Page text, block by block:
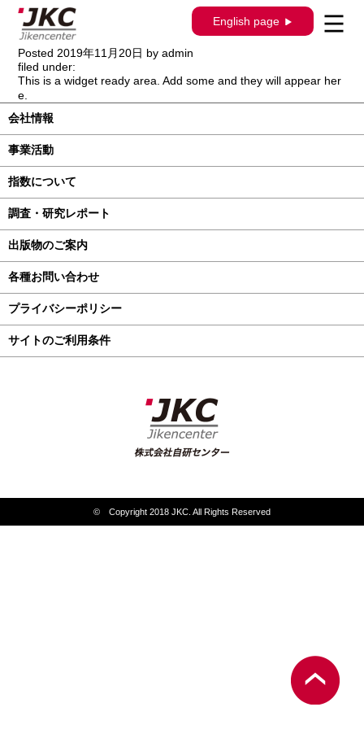
English page
【出版物のご案内】構造調査シリーズ更
新
Posted 2019年11月20日 by admin
filed under:
This is a widget ready area. Add some and they will appear her
e.
会社情報
事業活動
指数について
調査・研究レポート
出版物のご案内
各種お問い合わせ
プライバシーポリシー
サイトのご利用条件
© Copyright 2018 JKC. All Rights Reserved